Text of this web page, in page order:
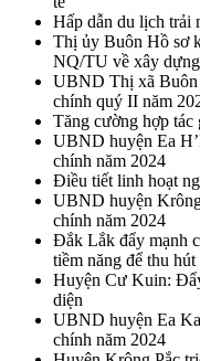
Hấp dẫn du lịch trải
Thị ủy Buôn Hồ sơ
NQ/TU về xây
UBND Thị xã Buôn
chính quý II năm
Tăng cường hợp
UBND huyện Ea
chính năm 2024
Điều tiết linh hoạt
UBND huyện
chính năm 2024
Đắk Lắk đẩy mạnh
tiềm năng để thu
Huyện Cư Kuin:
diện
UBND huyện Ea
chính năm 2024